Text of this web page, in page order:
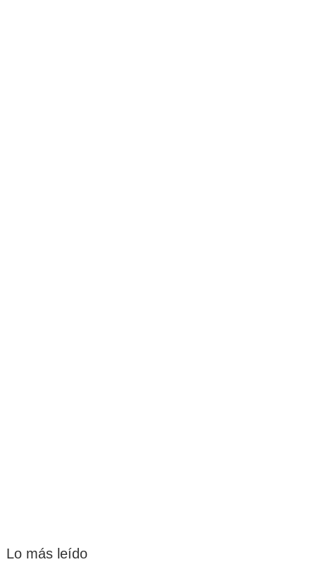
Lo más leído